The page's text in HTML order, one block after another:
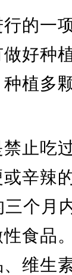
的一
好种
植多
止吃
辛辣
个月
食品
维生